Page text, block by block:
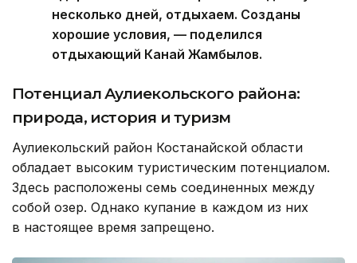
несколько дней, отдыхаем. Созданы
хорошие условия, — поделился
отдыхающий Канай Жамбылов.
Потенциал Аулиекольского района:
природа, история и туризм
Аулиекольский район Костанайской области
обладает высоким туристическим потенциалом.
Здесь расположены семь соединенных между
собой озер. Однако купание в каждом из них
в настоящее время запрещено.